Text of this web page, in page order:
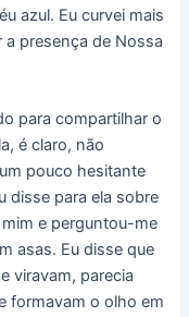
azul. Eu curvei mais
a presença de Nossa
para compartilhar o
é claro, não
pouco hesitante
disse para ela sobre
e perguntou-me
asas. Eu disse que
viravam, parecia
formavam o olho em